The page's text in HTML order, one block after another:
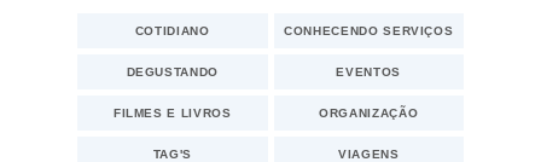
COTIDIANO CONHECENDO SERVIÇOS
DEGUSTANDO EVENTOS
FILMES E LIVROS ORGANIZAÇÃO
TAG'S VIAGENS